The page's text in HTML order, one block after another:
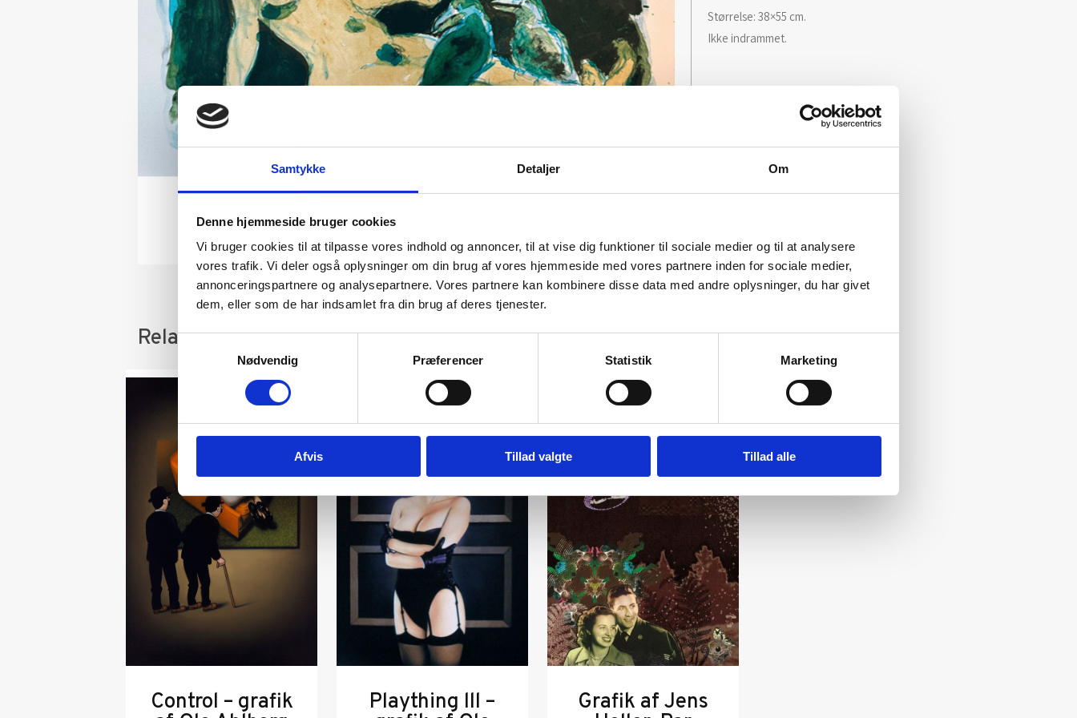
Samtykke Detaljer Om
Denne hjemmeside bruger cookies
Vi bruger cookies til at tilpasse vores indhold og annoncer, til at vise dig funktioner til sociale medier og til at analysere
vores trafik. Vi deler også oplysninger om din brug af vores hjemmeside med vores partnere inden for sociale medier,
annonceringspartnere og analysepartnere. Vores partnere kan kombinere disse data med andre oplysninger, du har givet
dem, eller som de har indsamlet fra din brug af deres tjenester.
Nødvendig
Præferencer Statistik Marketing
Afvis Tillad valgte Tillad alle
Størrelse: 38×55 cm.
Ikke indrammet.
Relaterede varer
Control – grafik Plaything lll – Grafik af Jens